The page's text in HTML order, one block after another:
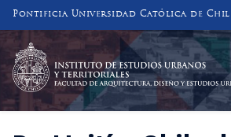
Pontificia Universidad Católica de
INSTITUTO DE ESTUDIOS
Y TERRITORIALES
FACULTAD DE ARQUITECTURA, DISEÑO